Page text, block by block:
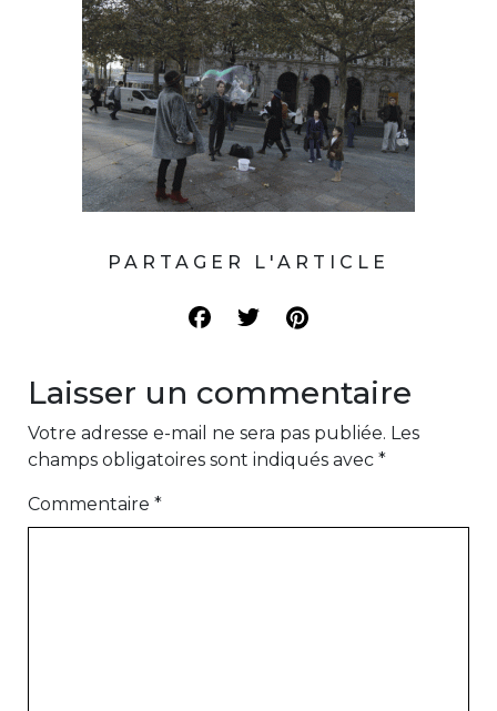
PARTAGER L'ARTICLE
Laisser un commentaire
Votre adresse e-mail ne sera pas publiée. Les
champs obligatoires sont indiqués avec *
Commentaire *